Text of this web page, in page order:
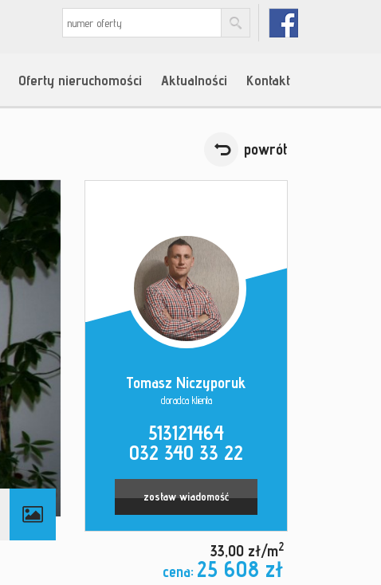
Oferty nieruchomości Aktualności Kontakt
powrót
Tomasz Niczyporuk
doradca klienta
513121464
032 340 33 22
zostaw wiadomość
33,00 zł/m2
cena: 25 608 zł